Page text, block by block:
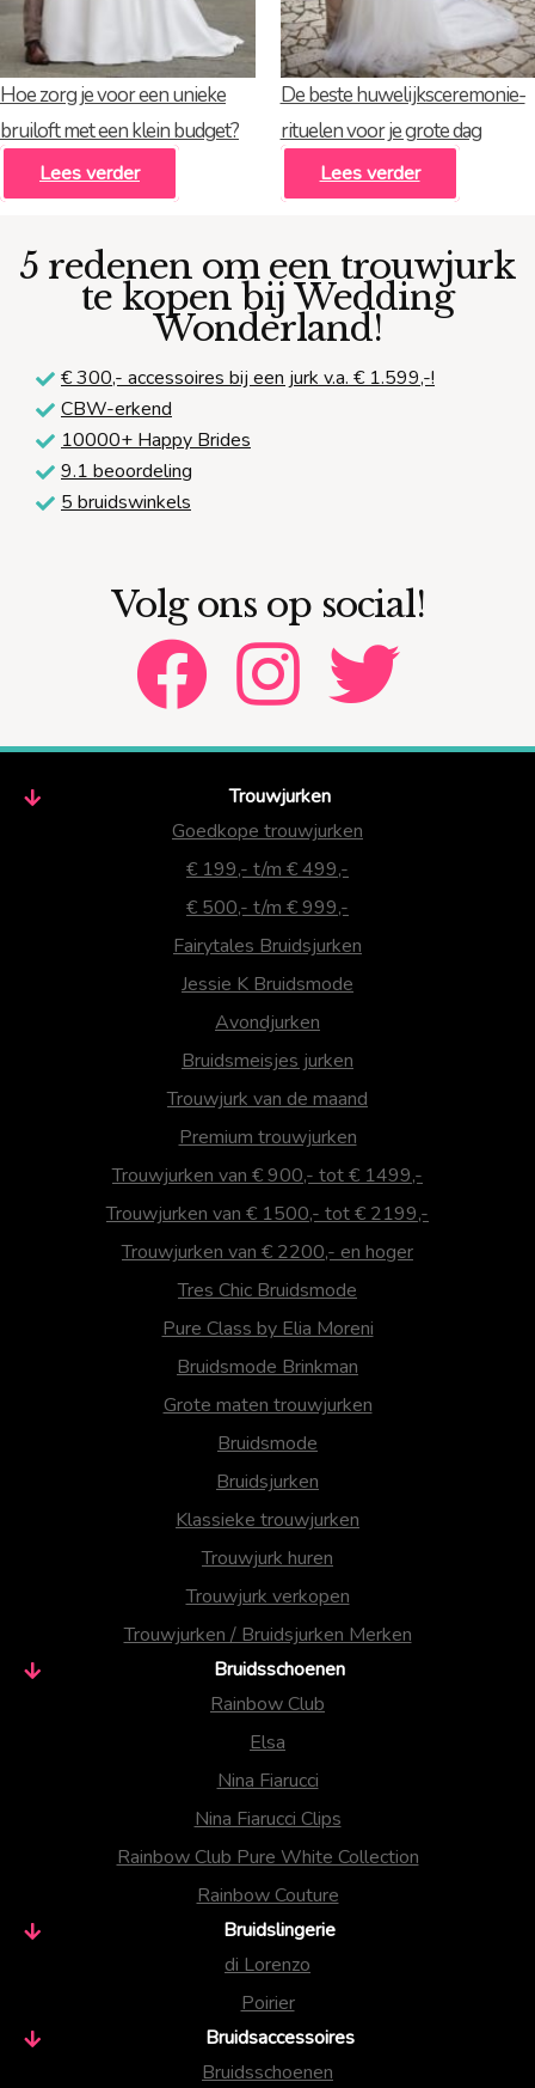
Hoe zorg je voor een unieke
bruiloft met een klein budget?
Lees verder
De beste huwelijksceremonie-
rituelen voor je grote dag
Lees verder
5 redenen om een trouwjurk
te kopen bij Wedding
Wonderland!
€ 300,- accessoires bij een jurk v.a. € 1.599,-!
CBW-erkend
10000+ Happy Brides
9.1 beoordeling
5 bruidswinkels
Volg ons op social!
Trouwjurken
Goedkope trouwjurken
€ 199,- t/m € 499,-
€ 500,- t/m € 999,-
Fairytales Bruidsjurken
Jessie K Bruidsmode
Avondjurken
Bruidsmeisjes jurken
Trouwjurk van de maand
Premium trouwjurken
Trouwjurken van € 900,- tot € 1499,-
Trouwjurken van € 1500,- tot € 2199,-
Trouwjurken van € 2200,- en hoger
Tres Chic Bruidsmode
Pure Class by Elia Moreni
Bruidsmode Brinkman
Grote maten trouwjurken
Bruidsmode
Bruidsjurken
Klassieke trouwjurken
Trouwjurk huren
Trouwjurk verkopen
Trouwjurken / Bruidsjurken Merken
Bruidsschoenen
Rainbow Club
Elsa
Nina Fiarucci
Nina Fiarucci Clips
Rainbow Club Pure White Collection
Rainbow Couture
Bruidslingerie
di Lorenzo
Poirier
Bruidsaccessoires
Bruidsschoenen